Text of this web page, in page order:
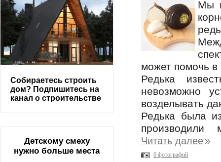
Мы
может помочь в
Редька
невозможно
возделывать
Редька была
Читать далее»
6 фотографий
Собираетесь строить
дом? Подпишитесь на
канал о строительстве
Детскому смеху
нужно больше места